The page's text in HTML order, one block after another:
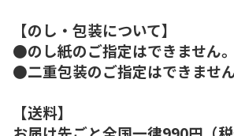
【のし・包装について】
●のし紙のご指定はできません。
●二重包装のご指定はできません
【送料】